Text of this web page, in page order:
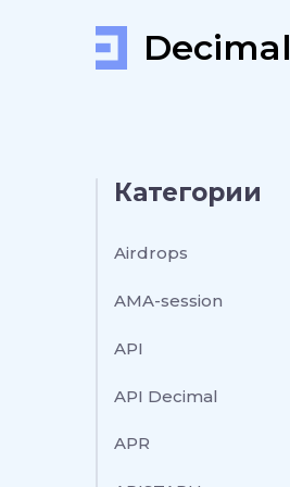
Decimal
Категории
Airdrops
AMA-session
API
API Decimal
APR